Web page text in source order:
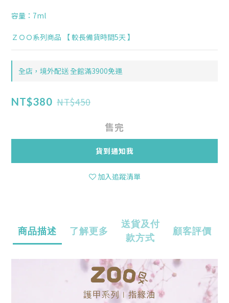
容量：7ml
ＺＯＯ系列商品 【 較長備貨時間5天 】
全店，境外配送 全館滿3900免運
NT$380 NT$450
售完
貨到通知我
加入追蹤清單
商品描述 了解更多
送貨及付
款方式
顧客評價